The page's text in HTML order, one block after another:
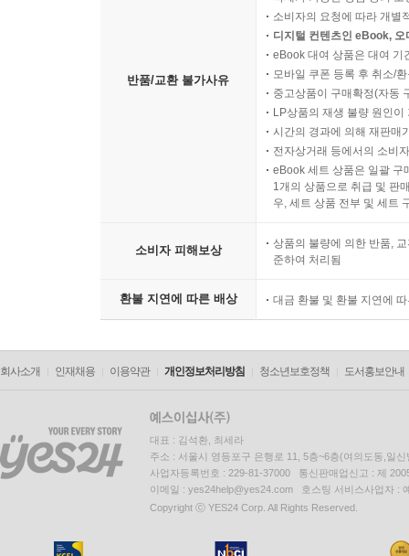
반품/교환 불가사유
소비자의 요청에 따라 개별
디지털 컨텐츠인 eBook,
eBook 대여 상품은 대여 기
모바일 쿠폰 등록 후 취소/
중고상품이 구매확정(자동
LP상품의 재생 불량 원인
시간의 경과에 의해 재판매
전자상거래 등에서의 소비
eBook 세트 상품은 일괄 구
1개의 상품으로 취급 및 판
우, 세트 상품 전부 및 세트
소비자 피해보상
상품의 불량에 의한 반품,
준하여 처리됨
환불 지연에 따른 배상 대금 환불 및 환불 지연에
회사소개 인재채용 이용약관 개인정보처리방침 청소년보호정책 도서홍보안내
대표 : 김석환, 최세라
주소 : 서울시 영등포구 은행로 11, 5층~6층(여의도동,일신
사업자등록번호 : 229-81-37000 통신판매업신고 : 제
이메일 : yes24help@yes24.com 호스팅 서비스사업자 :
Copyright ⓒ YES24 Corp. All Rights Reserved.